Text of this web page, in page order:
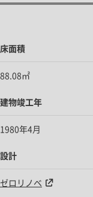
床面積
88.08㎡
建物竣工年
1980年4月
設計
ゼロリノベ